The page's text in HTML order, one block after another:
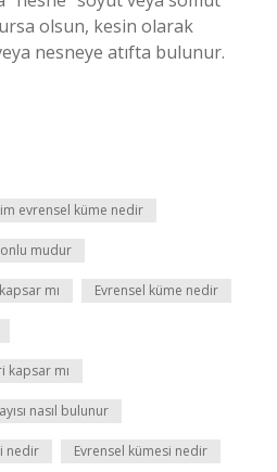
olsun, kesin olarak
nesneye atıfta bulunur.
evrensel küme nedir
mudur
mı Evrensel küme nedir
kapsar mı
nasıl bulunur
nedir Evrensel kümesi nedir